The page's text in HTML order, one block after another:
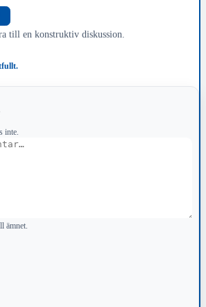
till en konstruktiv diskussion.
inte.
ämnet.